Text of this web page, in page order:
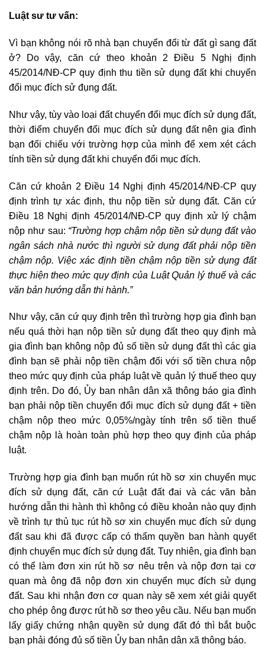
Luật sư tư vấn:
Vì bạn không nói rõ nhà bạn chuyển đổi từ đất gì sang đất
ở? Do vậy, căn cứ theo khoản 2 Điều 5 Nghị định
45/2014/NĐ-CP quy định thu tiền sử dụng đất khi chuyển
đổi mục đích sử đụng đất.
Như vậy, tùy vào loại đất chuyển đổi mục đích sử dụng đất,
thời điểm chuyển đổi mục đích sử dụng đất nên gia đình
bạn đối chiếu với trường hợp của mình để xem xét cách
tính tiền sử dụng đất khi chuyển đổi mục đích.
Căn cứ khoản 2 Điều 14 Nghị định 45/2014/NĐ-CP quy
định trình tự xác định, thu nộp tiền sử dụng đất. Căn cứ
Điều 18 Nghị định 45/2014/NĐ-CP quy định xử lý chậm
nộp như sau: “Trường hợp chậm nộp tiền sử dụng đất vào
ngân sách nhà nước thì người sử dụng đất phải nộp tiền
chậm nộp. Việc xác định tiền chậm nộp tiền sử dụng đất
thực hiện theo mức quy định của Luật Quản lý thuế và các
văn bản hướng dẫn thi hành.”
Như vậy, căn cứ quy định trên thì trường hợp gia đình bạn
nếu quá thời hạn nộp tiền sử dụng đất theo quy định mà
gia đình bạn không nộp đủ số tiền sử dụng đất thì các gia
đình bạn sẽ phải nộp tiền chậm đối với số tiền chưa nộp
theo mức quy định của pháp luật về quản lý thuế theo quy
định trên. Do đó, Ủy ban nhân dân xã thông báo gia đình
bạn phải nộp tiền chuyển đổi mục đích sử dụng đất + tiền
chậm nộp theo mức 0,05%/ngày tính trên số tiền thuế
chậm nộp là hoàn toàn phù hợp theo quy định của pháp
luật.
Trường hợp gia đình bạn muốn rút hồ sơ xin chuyển mục
đích sử dụng đất, căn cứ Luật đất đai và các văn bản
hướng dẫn thi hành thì không có điều khoản nào quy định
về trình tự thủ tục rút hồ sơ xin chuyển mục đích sử dụng
đất sau khi đã được cấp có thẩm quyền ban hành quyết
định chuyển mục đích sử dụng đất. Tuy nhiên, gia đình bạn
có thể làm đơn xin rút hồ sơ nêu trên và nộp đơn tại cơ
quan mà ông đã nộp đơn xin chuyển mục đích sử dụng
đất. Sau khi nhận đơn cơ quan này sẽ xem xét giải quyết
cho phép ông được rút hồ sơ theo yêu cầu. Nếu bạn muốn
lấy giấy chứng nhận quyền sử dụng đất đó thì bắt buộc
bạn phải đóng đủ số tiền Ủy ban nhân dân xã thông báo.